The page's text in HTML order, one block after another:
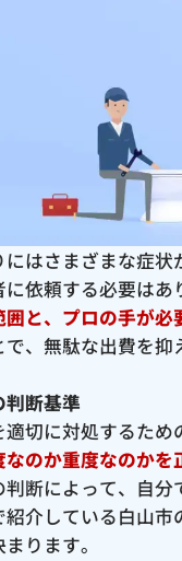
にはさまざまな症状
依頼する必要はあ
と、プロの手が必
で、無駄な出費を抑
断基準
適切に対処するため
なのか重度なのかを
断によって、自分
介している白山市
ります。